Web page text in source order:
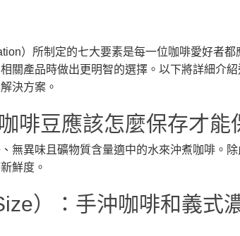
）所制定的七大要素是每一位咖啡愛好者
關產品時做出更明智的選擇。以下將詳細介
決方案。
啡豆應該怎麼保存才能
無異味且礦物質含量適中的水來沖煮咖啡。
鮮度。
）：手沖咖啡和義式